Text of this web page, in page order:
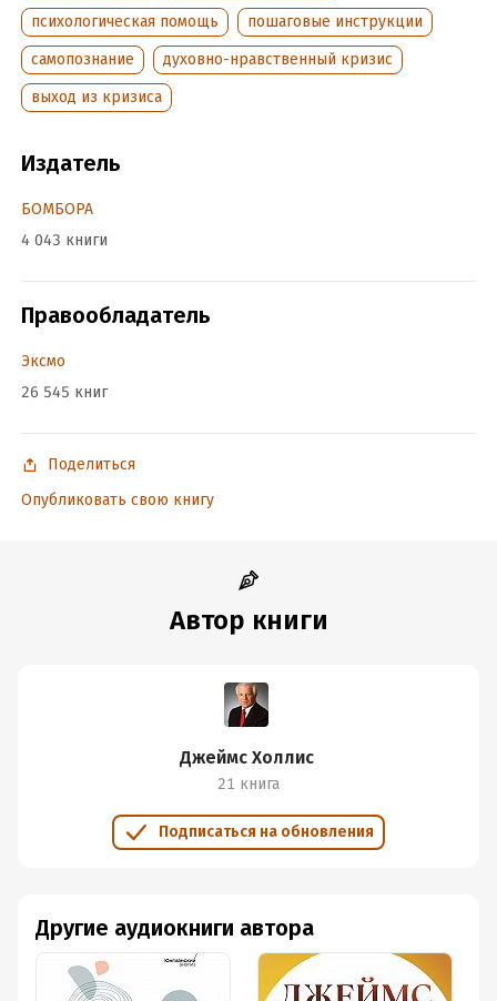
психологическая помощь
пошаговые инструкции
самопознание
духовно-нравственный кризис
выход из кризиса
Издатель
БОМБОРА
4 043 книги
Правообладатель
Эксмо
26 545 книг
Поделиться
Опубликовать свою книгу
Автор книги
Джеймс Холлис
21 книга
Подписаться на обновления
Другие аудиокниги автора